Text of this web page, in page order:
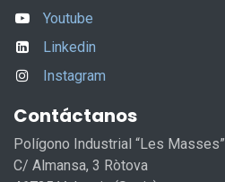
Youtube
Linkedin
Instagram
Contáctanos
Polígono Industrial “Les Masses”
C/ Almansa, 3 Ròtova